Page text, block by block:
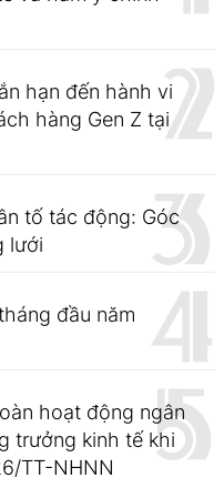
hạn đến hành vi
hàng Gen Z tại
tố tác động: Góc
lưới
đầu năm
hoạt động ngân
trưởng kinh tế khi
TT-NHNN